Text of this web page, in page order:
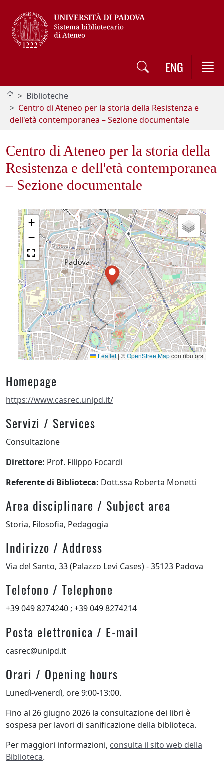
ENG
Biblioteche
Centro di Ateneo per la storia della Resistenza e
dell'età contemporanea – Sezione documentale
Centro di Ateneo per la storia della
Resistenza e dell'età contemporanea
– Sezione documentale
+
−
Leaflet | ©OpenStreetMapcontributors
Homepage
https://www.casrec.unipd.it/
Servizi / Services
Consultazione
Direttore: Prof. Filippo Focardi
Referente di Biblioteca: Dott.ssa Roberta Monetti
Area disciplinare / Subject area
Storia, Filosofia, Pedagogia
Indirizzo / Address
Via del Santo, 33 (Palazzo Levi Cases) - 35123 Padova
Telefono / Telephone
+39 049 8274240 ; +39 049 8274214
Posta elettronica / E-mail
casrec@unipd.it
Orari / Opening hours
Lunedì-venerdì, ore 9:00-13:00.
Fino al 26 giugno 2026 la consultazione dei libri è
sospesa per lavori di sanificazione della biblioteca.
Per maggiori informazioni, consulta il sito web della
Biblioteca.